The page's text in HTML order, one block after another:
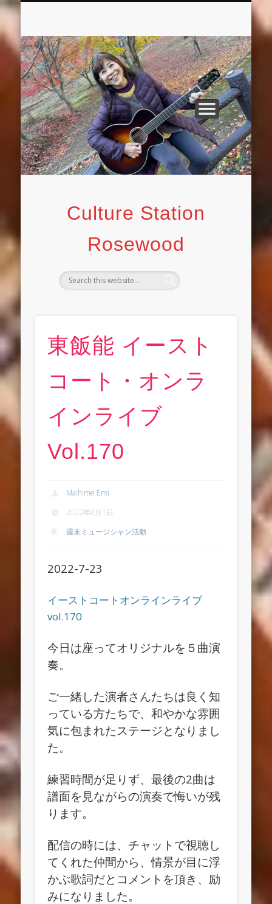
Culture Station
Rosewood
ROSEWOOD 1F 大人の英語教室
ROSEWOOD 2F MUSIC SPACE イベント
英語絵本紹介ブログ
週末ミュージシャン活動
舞姫えみ : 47都道府県 オープンマイクの
オリジナル曲
カバー曲
FACEBOOK
表紙アーカイブ
東飯能 イースト
コート・オンラ
インライブ
Vol.170
Maihime Emi
2022年8月1日
週末ミュージシャン活動
2022-7-23
イーストコートオンラインライブ
vol.170
今日は座ってオリジナルを５曲演
奏。
ご一緒した演者さんたちは良く知
っている方たちで、和やかな雰囲
気に包まれたステージとなりまし
た。
練習時間が足りず、最後の2曲は
譜面を見ながらの演奏で悔いが残
ります。
配信の時には、チャットで視聴し
てくれた仲間から、情景が目に浮
かぶ歌詞だとコメントを頂き、励
みになりました。